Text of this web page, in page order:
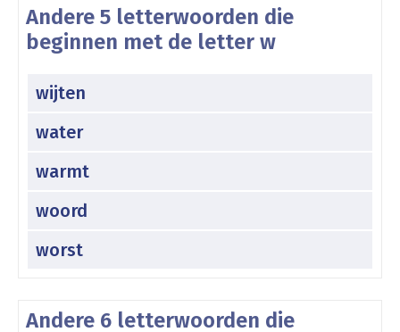
Andere 5 letterwoorden die
beginnen met de letter w
wijten
water
warmt
woord
worst
Andere 6 letterwoorden die